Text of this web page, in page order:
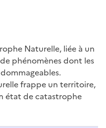
le presse-papier
Naturelle, liée à un
phénomènes dont les
frappe un territoire,
état de catastrophe